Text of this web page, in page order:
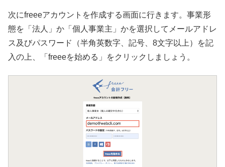
次にfreeeアカウントを作成する画面に行きます。事業形
態を「法人」か「個人事業主」かを選択してメールアドレ
ス及びパスワード（半角英数字、記号、8文字以上）を記
入の上、「freeeを始める」をクリックしましょう。